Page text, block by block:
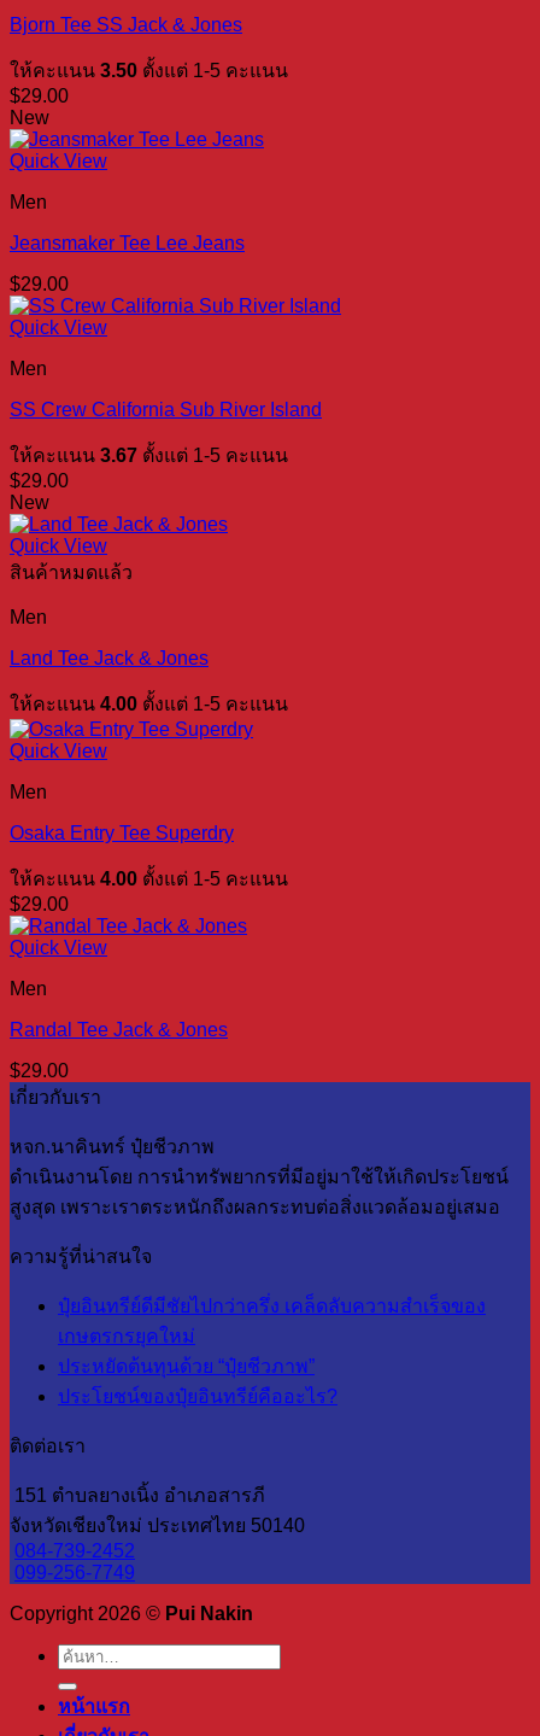
Bjorn Tee SS Jack & Jones
ให้คะแนน 3.50 ตั้งแต่ 1-5 คะแนน
$29.00
New
Quick View
Men
Jeansmaker Tee Lee Jeans
$29.00
Quick View
Men
SS Crew California Sub River Island
ให้คะแนน 3.67 ตั้งแต่ 1-5 คะแนน
$29.00
New
Quick View
สินค้าหมดแล้ว
Men
Land Tee Jack & Jones
ให้คะแนน 4.00 ตั้งแต่ 1-5 คะแนน
Quick View
Men
Osaka Entry Tee Superdry
ให้คะแนน 4.00 ตั้งแต่ 1-5 คะแนน
$29.00
Quick View
Men
Randal Tee Jack & Jones
$29.00
เกี่ยวกับเรา
หจก.นาคินทร์ ปุ๋ยชีวภาพ
ดำเนินงานโดย การนำทรัพยากรที่มีอยู่มาใช้ให้เกิดประโยชน์
สูงสุด เพราะเราตระหนักถึงผลกระทบต่อสิ่งแวดล้อมอยู่เสมอ
ความรู้ที่น่าสนใจ
ปุ๋ยอินทรีย์ดีมีชัยไปกว่าครึ่ง เคล็ดลับความสำเร็จของ
เกษตรกรยุคใหม่
ประหยัดต้นทุนด้วย “ปุ๋ยชีวภาพ”
ประโยชน์ของปุ๋ยอินทรีย์คืออะไร?
ติดต่อเรา
151 ตำบลยางเนิ้ง อำเภอสารภี
จังหวัดเชียงใหม่ ประเทศไทย 50140
084-739-2452
099-256-7749
Copyright 2026 © Pui Nakin
ค้นหา:
หน้าแรก